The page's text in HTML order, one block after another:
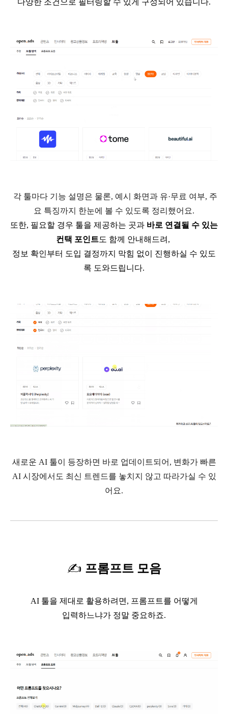
다양한 조건으로 필터링할 수 있게 구성되어 있습니다.
각 툴마다 기능 설명은 물론, 예시 화면과 유·무료 여부, 주
요 특징까지 한눈에 볼 수 있도록 정리했어요.
또한, 필요할 경우 툴을 제공하는 곳과 바로 연결될 수 있는
컨택 포인트도 함께 안내해드려 ,
정보 확인부터 도입 결정까지 막힘 없이 진행하실 수 있도
록 도와드립니다.
새로운 AI 툴이 등장하면 바로 업데이트되어 , 변화가 빠른
AI 시장에서도 최신 트렌드를 놓치지 않고 따라가실 수 있
어요.
✍ 프롬프트 모음
AI 툴을 제대로 활용하려면 , 프롬프트를 어떻게
입력하느냐가 정말 중요하죠.